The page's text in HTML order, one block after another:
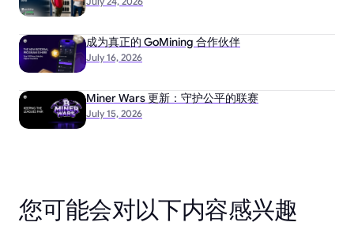
July 16, 2026
成为真正的 GoMining 合作伙伴
July 15, 2026
Miner Wars 更新：守护公平的联赛
您可能会对以下内容感兴趣